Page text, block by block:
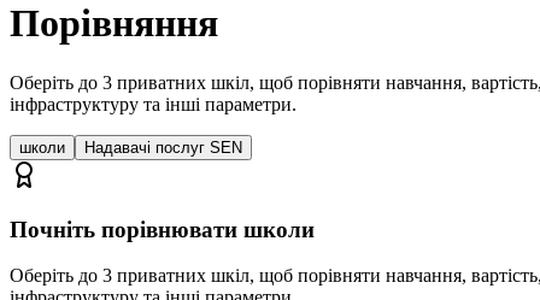
Порівняння
Оберіть до 3 приватних шкіл, щоб порівняти навчання,
інфраструктуру та інші параметри.
школи Надавачі послуг SEN
Почніть порівнювати школи
Оберіть до 3 приватних шкіл, щоб порівняти навчання,